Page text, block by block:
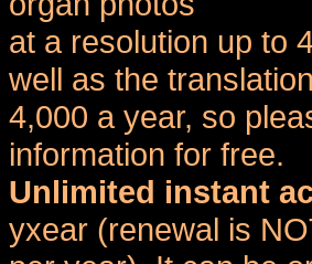
at a resolution up to
well as the
4,000 a year, so
information for free.
Unlimited instant
yxear (renewal is